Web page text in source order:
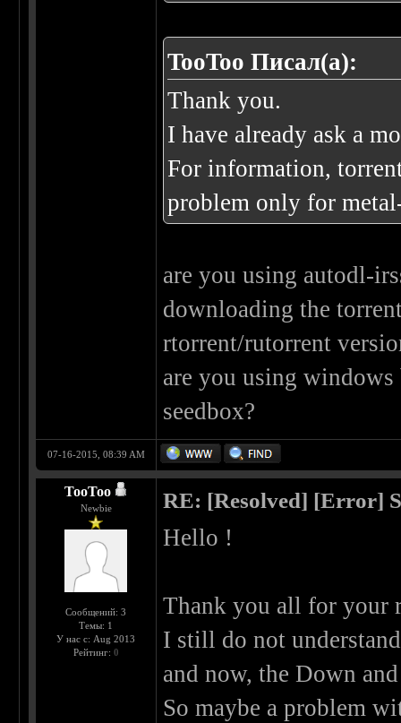
TooToo Писал(а):
Thank you.
I have already ask a
For information,
problem only for
are you using autodl-
downloading the
rtorrent/rutorrent
are you using
seedbox?
07-16-2015, 08:39 AM
TooToo
Newbie
Сообщений: 3
Темы: 1
У нас с: Aug 2013
Рейтинг: 0
RE: [Resolved] [Error]
Hello !
Thank you all for your
I still do not
and now, the Down
So maybe a problem